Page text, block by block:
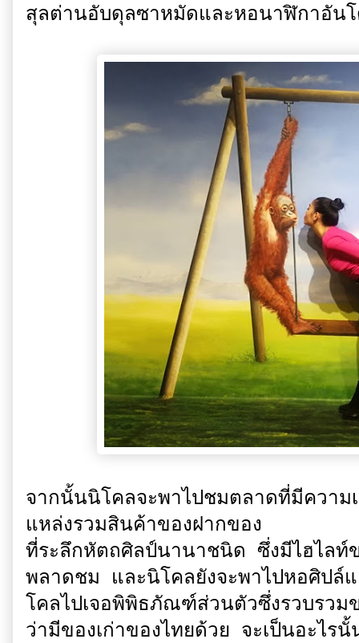
สุลต่านอับดุลซาหมัดและหอนาฬิกาอัน
จากนั้นนิโคลจะพาไปชมตลาดที่มีคว
แหล่งรวมสินค้าของฝากของ
ที่ระลึกหัตถศิลป์นานาชนิด ซึ่งมีไฮไลท์
พลาดชม และนิโคลยังจะพาไปหอศิปล์
โคลไปเจอพิพิธภัณฑ์ส่วนตัวซึ่งรวบรว
ว่ามีของเก่าของไทยด้วย จะเป็นอะไ